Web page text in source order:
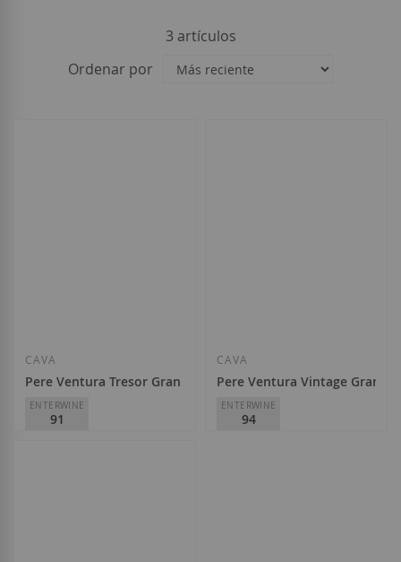
3 artículos
Ordenar por
CAVA
Pere Ventura Tresor Gran Reserva Brut Nature 2021
ENTERWINE
91
CAVA
Pere Ventura Vintage Gran
ENTERWINE
94